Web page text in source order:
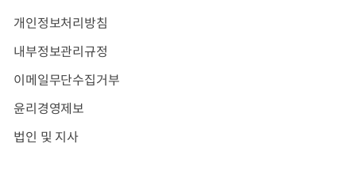
개인정보처리방침
내부정보관리규정
이메일무단수집거부
윤리경영제보
법인 및 지사